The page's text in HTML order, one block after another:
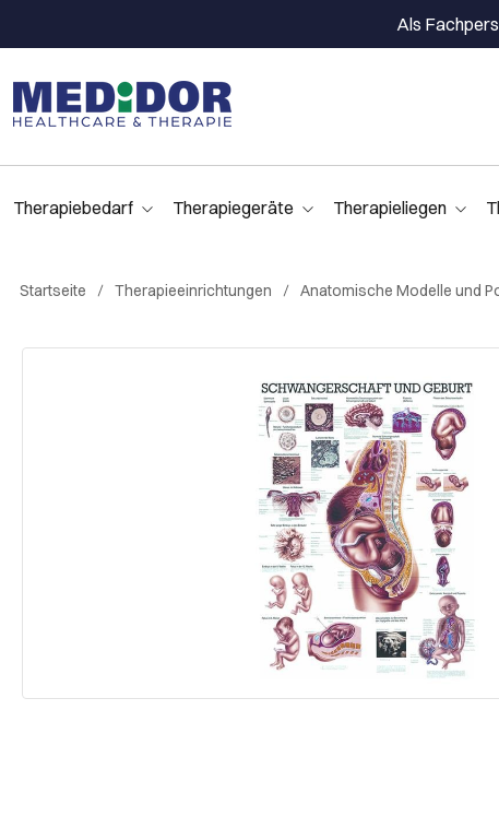
Als
Therapiebedarf Therapiegeräte Therapieliegen
Startseite Therapieeinrichtungen Anatomische Modelle und